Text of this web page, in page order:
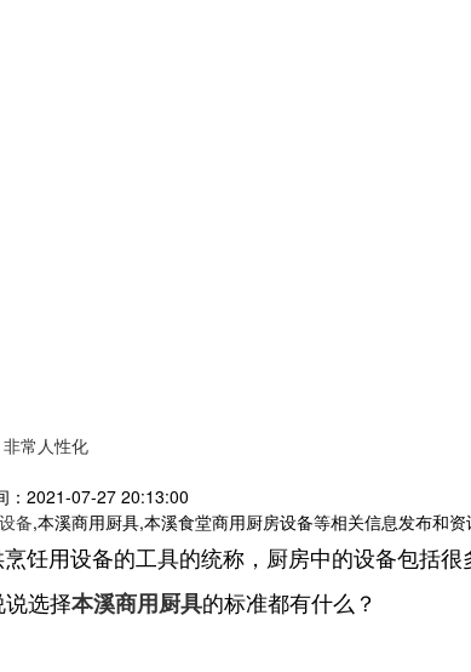
常人性化
2021-07-27 20:13:00
备,本溪商用厨具,本溪食堂商用厨房设备等相关信息发布和资
饪用设备的工具的统称，厨房中的设备包括
选择本溪商用厨具的标准都有什么？